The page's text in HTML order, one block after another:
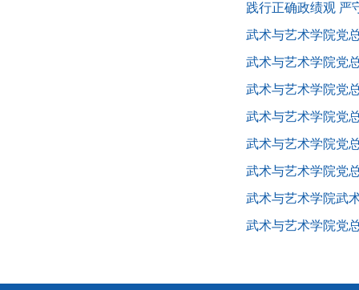
践行正确政绩观
武术与艺术学院党
武术与艺术学院党
武术与艺术学院党
武术与艺术学院党
武术与艺术学院党
武术与艺术学院党
武术与艺术学院武
武术与艺术学院党